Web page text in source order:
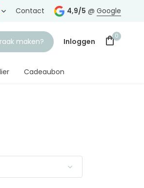
Gratis verzending vanaf € 75,-
Contact 4,9/5 @ Google
maken? Inloggen
0
Cadeaubon